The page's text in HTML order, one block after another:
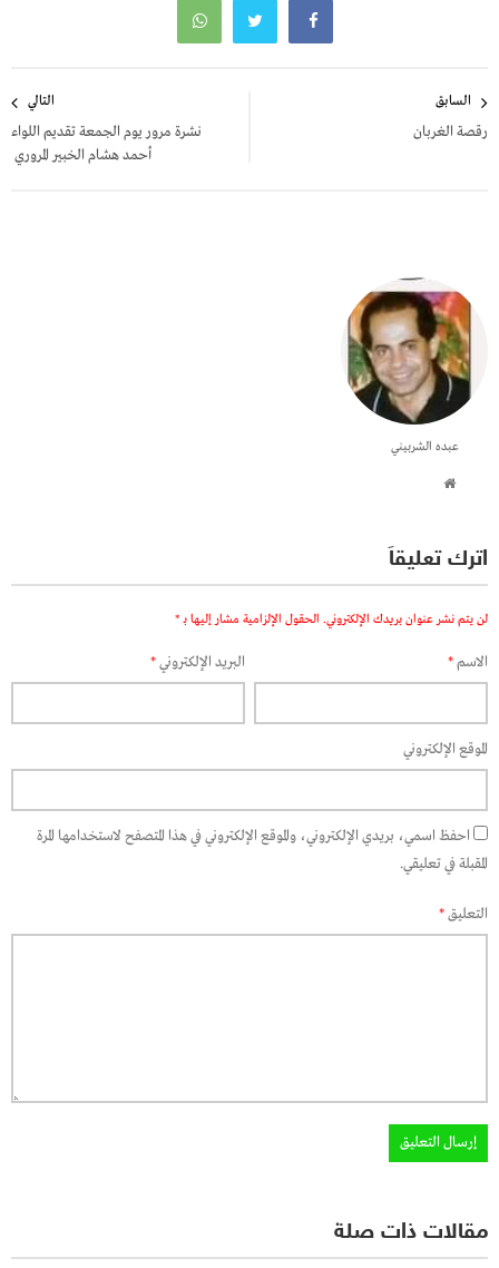
المقالات
السابق
رقصة الغربان
التالي
نشرة مرور يوم الجمعة تقديم اللواء
أحمد هشام الخبير المروري
عبده الشربيني
اترك تعليقاً
لن يتم نشر عنوان بريدك الإلكتروني. الحقول الإلزامية مشار إليها بـ *
الاسم* البريد الإلكتروني*
الموقع الإلكتروني
احفظ اسمي، بريدي الإلكتروني، والموقع الإلكتروني في هذا المتصفح لاستخدامها المرة
المقبلة في تعليقي.
التعليق*
مقالات ذات صلة